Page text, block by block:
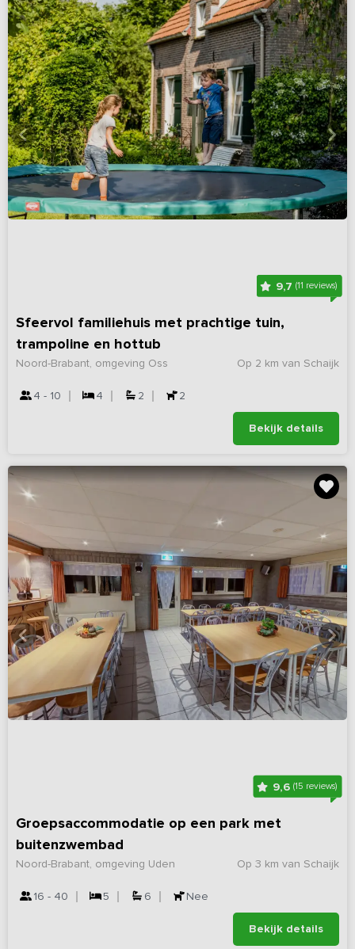
9,7(11 reviews)
Sfeervol familiehuis met prachtige tuin,
trampoline en hottub
Op 2 km van Schaijk
Noord-Brabant, omgeving Oss
4 - 10 4 2 2
Bekijk details
9,6(15 reviews)
Groepsaccommodatie op een park met
buitenzwembad
Op 3 km van Schaijk
Noord-Brabant, omgeving Uden
16 - 40 5 6 Nee
Bekijk details